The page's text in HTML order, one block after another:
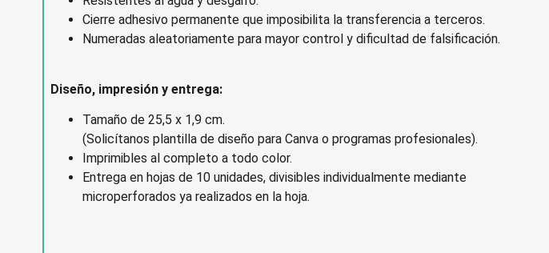
Cierre adhesivo permanente que imposibilita la transferencia a terceros.
Numeradas aleatoriamente para mayor control y dificultad de falsificación.
Diseño, impresión y entrega:
Tamaño de 25,5 x 1,9 cm.
(Solicítanos plantilla de diseño para Canva o programas profesionales).
Imprimibles al completo a todo color.
Entrega en hojas de 10 unidades, divisibles individualmente mediante
microperforados ya realizados en la hoja.